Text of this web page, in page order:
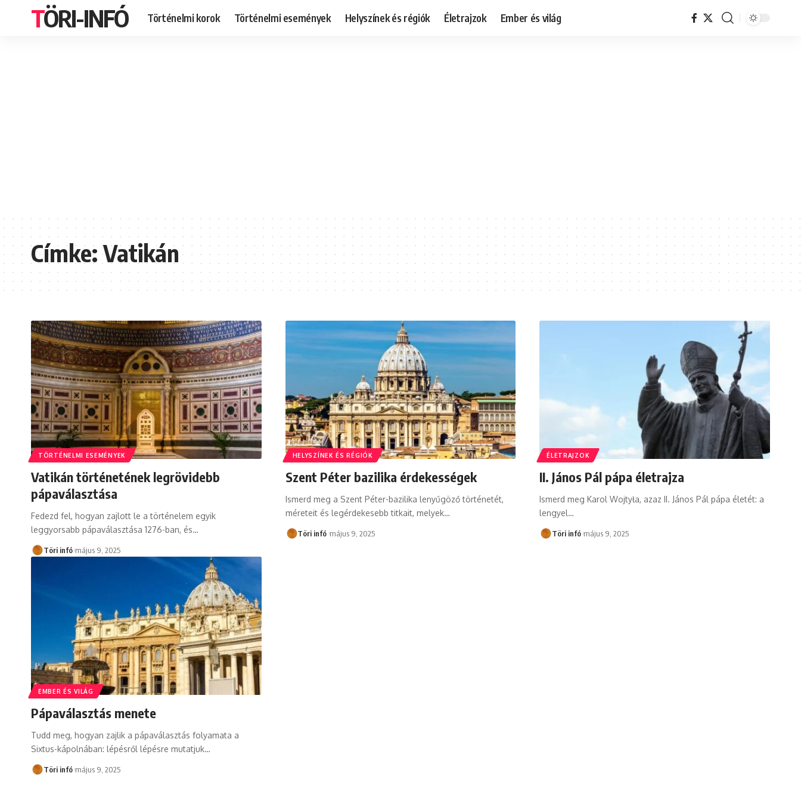
TÖRI-INFÓ Történelmi korok Történelmi események Helyszínek és régiók Életrajzok Ember és világ
Címke:Vatikán
TÖRTÉNELMI ESEMÉNYEK
Vatikán történetének legrövidebb
pápaválasztása
Fedezd fel, hogyan zajlott le a történelem egyik
leggyorsabb pápaválasztása 1276-ban, és…
Töri infó május 9, 2025
HELYSZÍNEK ÉS RÉGIÓK
Szent Péter bazilika érdekességek
Ismerd meg a Szent Péter-bazilika lenyűgöző történetét,
méreteit és legérdekesebb titkait, melyek…
Töri infó május 9, 2025
ÉLETRAJZOK
II. János Pál pápa életrajza
Ismerd meg Karol Wojtyła, azaz II. János Pál pápa életét: a
lengyel…
Töri infó május 9, 2025
EMBER ÉS VILÁG
Pápaválasztás menete
Tudd meg, hogyan zajlik a pápaválasztás folyamata a
Sixtus-kápolnában: lépésről lépésre mutatjuk…
Töri infó május 9, 2025